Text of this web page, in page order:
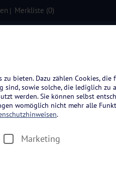
Merkliste (0)
bieten. Dazu zählen Cookies,
sowie solche, die lediglich zu
werden. Sie können selbst
womöglich nicht mehr alle
.
Marketing